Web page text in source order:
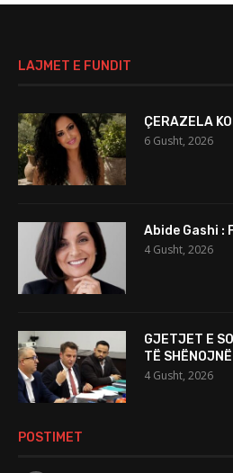
LAJMET E FUNDIT
ÇERAZELA
6 Gusht, 2026
Abide Gashi :
4 Gusht, 2026
GJETJET E
TË
4 Gusht, 2026
POSTIMET